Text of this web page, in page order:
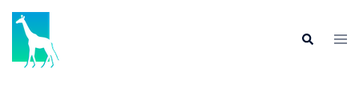
Skip
content
Search